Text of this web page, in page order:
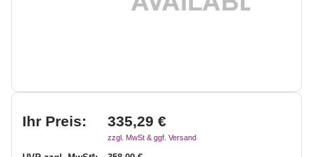
Ihr Preis: 335,29 €
zzgl. MwSt & ggf. Versand